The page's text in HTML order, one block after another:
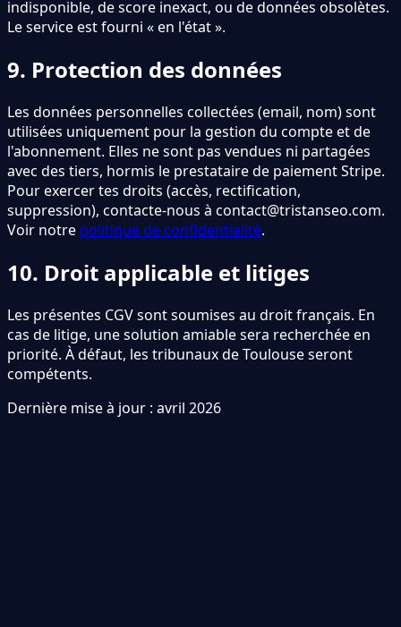
indisponible, de score inexact, ou de données obsolètes.
Le service est fourni « en l'état ».
9. Protection des données
Les données personnelles collectées (email, nom) sont
utilisées uniquement pour la gestion du compte et de
l'abonnement. Elles ne sont pas vendues ni partagées
avec des tiers, hormis le prestataire de paiement Stripe.
Pour exercer tes droits (accès, rectification,
suppression), contacte-nous à contact@tristanseo.com.
Voir notre politique de confidentialité.
10. Droit applicable et litiges
Les présentes CGV sont soumises au droit français. En
cas de litige, une solution amiable sera recherchée en
priorité. À défaut, les tribunaux de Toulouse seront
compétents.
Dernière mise à jour : avril 2026